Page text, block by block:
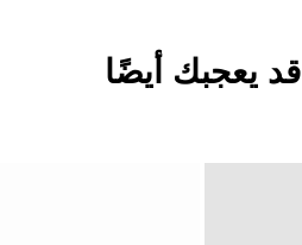
قد يعجبك أيضًا